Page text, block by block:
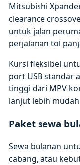
Mitsubishi
clearance
untuk jalan
perjalanan tol
Kursi fleksibel
port USB standar
tinggi dari MPV
lanjut lebih mudah.
Paket sewa
Sewa bulanan
cabang, atau